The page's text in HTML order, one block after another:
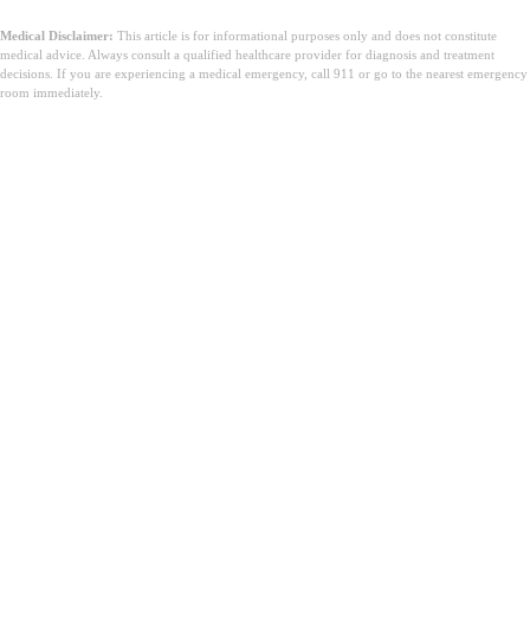
Medical Disclaimer: This article is for informational purposes only and does not constitute
medical advice. Always consult a qualified healthcare provider for diagnosis and treatment
decisions. If you are experiencing a medical emergency, call 911 or go to the nearest emergency
room immediately.